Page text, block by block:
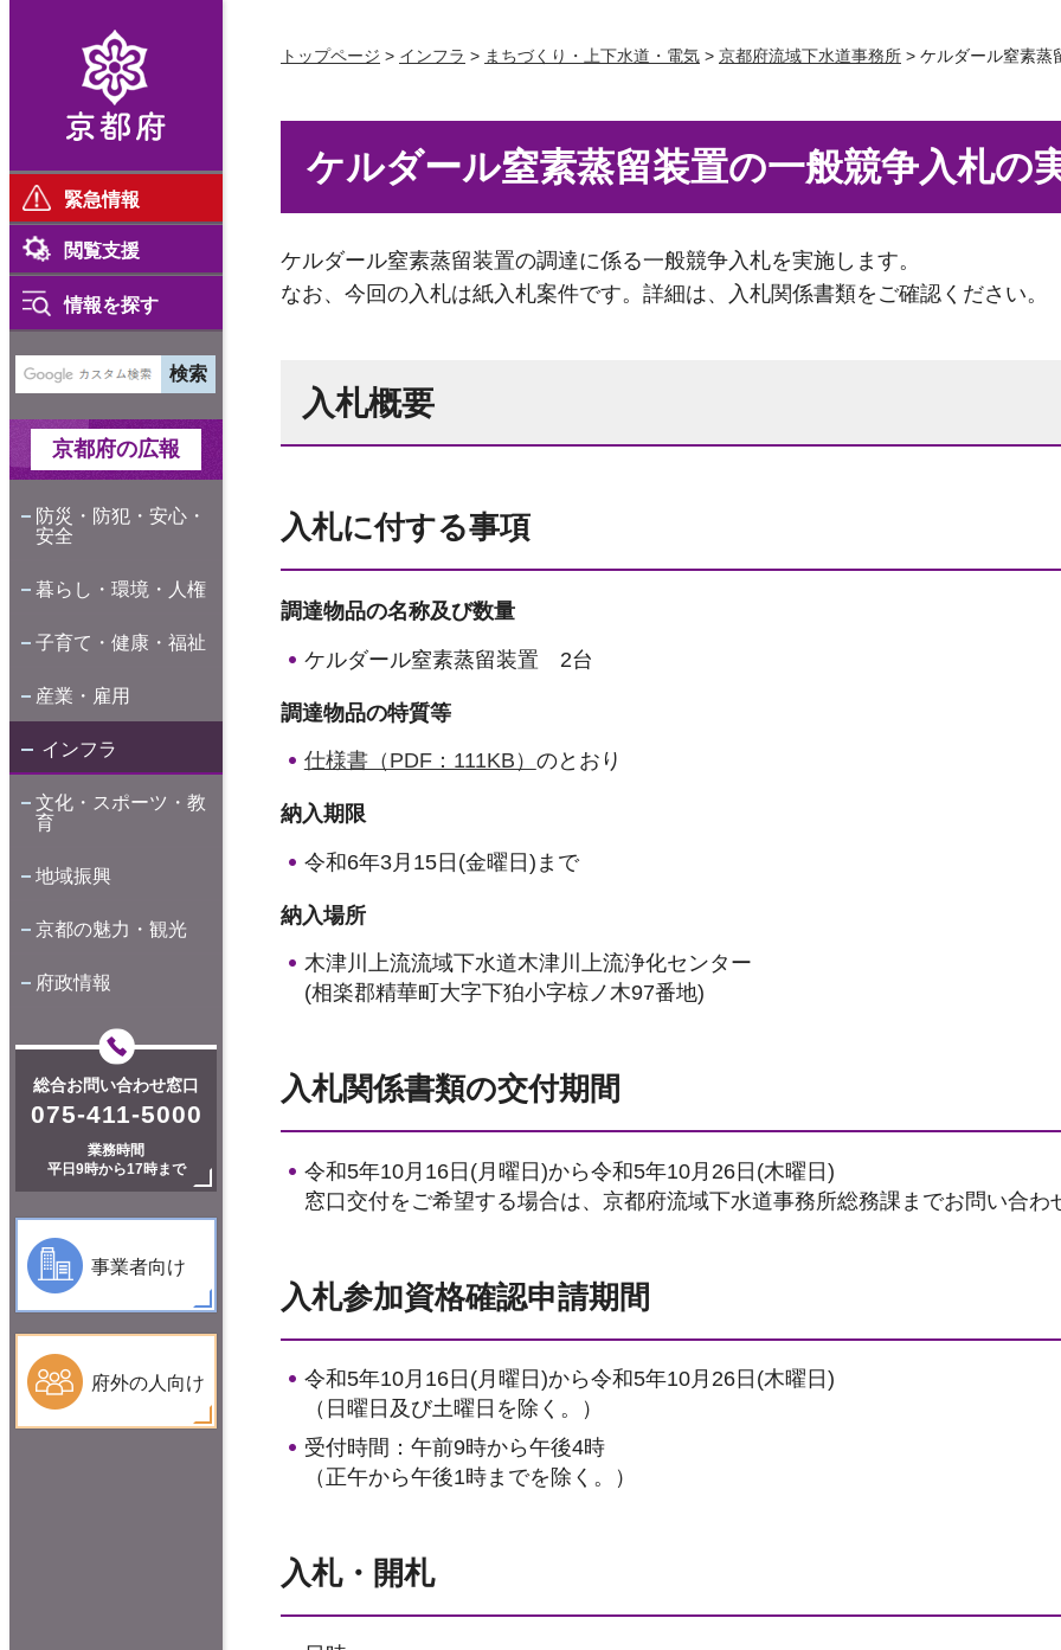
緊急情報
閲覧支援
情報を探す
京都府の広報
防災・防犯・安心・
安全
暮らし・環境・人権
子育て・健康・福祉
産業・雇用
インフラ
文化・スポーツ・教
育
地域振興
京都の魅力・観光
府政情報
総合お問い合わせ窓口
075-411-5000
業務時間
平日9時から17時まで
事業者向け
府外の人向け
トップページ > インフラ > まちづくり・上下水道・電気 > 京都府流域下水道事務所 > ケルダール窒素蒸
ケルダール窒素蒸留装置の一般競争入札の
ケルダール窒素蒸留装置の調達に係る一般競争入札を実施します。
なお、今回の入札は紙入札案件です。詳細は、入札関係書類をご確認ください。
入札概要
入札に付する事項
調達物品の名称及び数量
ケルダール窒素蒸留装置 2台
調達物品の特質等
仕様書（PDF：111KB） のとおり
納入期限
令和6年3月15日(金曜日)まで
納入場所
木津川上流流域下水道木津川上流浄化センター
(相楽郡精華町大字下狛小字椋ノ木97番地)
入札関係書類の交付期間
令和5年10月16日(月曜日)から令和5年10月26日(木曜日)
窓口交付をご希望する場合は、京都府流域下水道事務所総務課までお問い合わ
入札参加資格確認申請期間
令和5年10月16日(月曜日)から令和5年10月26日(木曜日)
（日曜日及び土曜日を除く。）
受付時間：午前9時から午後4時
（正午から午後1時までを除く。）
入札・開札